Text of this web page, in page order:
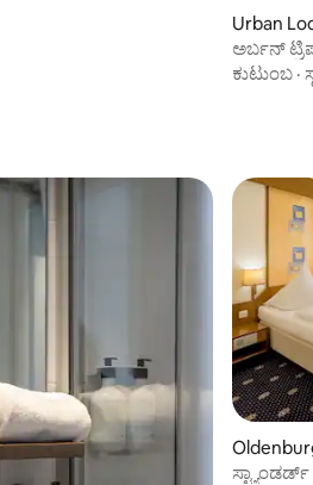
Urban
ಅರ್ಬನ್
ಕುಟುಂಬ ·
ರೂಮ್